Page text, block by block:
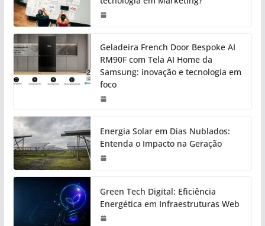
Geladeira French Door Bespoke AI
RM90F com Tela AI Home da
Samsung: inovação e tecnologia em
foco
Energia Solar em Dias Nublados:
Entenda o Impacto na Geração
Green Tech Digital: Eficiência
Energética em Infraestruturas Web